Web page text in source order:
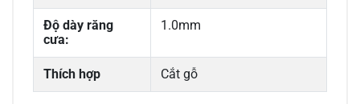
Độ dày răng
cưa:
1.0mm
Thích hợp Cắt gỗ